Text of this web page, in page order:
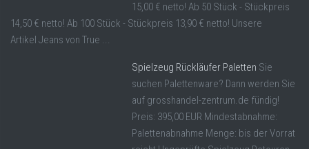
15,00 € netto! Ab 50 Stück - Stückpreis
14,50 € netto! Ab 100 Stück - Stückpreis 13,90 € netto! Unsere
Artikel Jeans von True ...
Spielzeug Rückläufer Paletten Sie
suchen Palettenware? Dann werden Sie
auf grosshandel-zentrum.de fündig!
Preis: 395,00 EUR Mindestabnahme:
Palettenabnahme Menge: bis der Vorrat